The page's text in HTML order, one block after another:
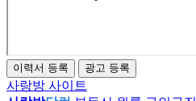
이력서 등록 광고 등록
사랑방 사이트